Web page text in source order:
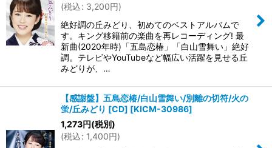
(税込: 3,200円)
絶好調の丘みどり、初めてのベストアルバムで
す。キング移籍前の楽曲を再レコーディング! 最
新曲(2020年時)「五島恋椿」「白山雪舞い」絶好
調。テレビやYouTubeなど幅広い活躍を見せる丘
みどりが、…
【感謝盤】五島恋椿/白山雪舞い/別離の切符/火の
蛍/丘みどり [CD] [KICM-30986]
1,273円(税別)
(税込: 1,400円)